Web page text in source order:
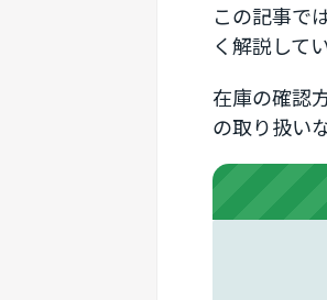
この記事で
く解説して
在庫の確認
の取り扱い